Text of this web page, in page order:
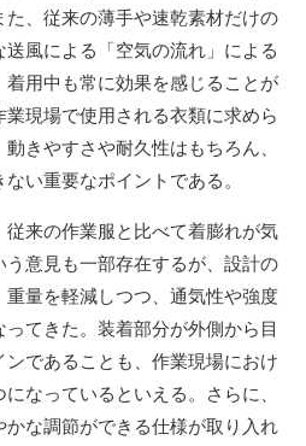
、従来の薄手や速乾素材だけの
風による「空気の流れ」による
用中も常に効果を感じることが
現場で使用される衣類に求めら
きやすさや耐久性はもちろん、
い重要なポイントである。
来の作業服と比べて着膨れが気
意見も一部存在するが、設計の
量を軽減しつつ、通気性や強度
てきた。装着部分が外側から目
であることも、作業現場におけ
なっているといえる。さらに、
な調節ができる仕様が取り入れ